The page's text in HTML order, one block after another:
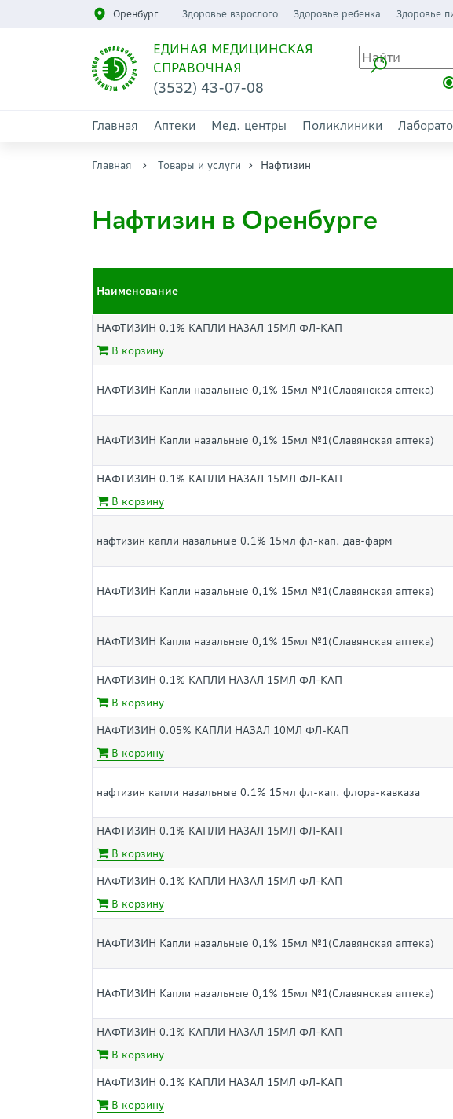
Оренбург Здоровье взрослого Здоровье ребенка Здоровье
ЕДИНАЯ МЕДИЦИНСКАЯ
СПРАВОЧНАЯ
(3532) 43-07-08
Главная Аптеки Мед. центры Поликлиники
Главная Товары и услуги Нафтизин
Нафтизин в Оренбурге
Наименование
НАФТИЗИН 0.1% КАПЛИ НАЗАЛ 15МЛ ФЛ-КАП
В корзину
НАФТИЗИН Капли назальные 0,1% 15мл №1(Славянская аптека)
НАФТИЗИН Капли назальные 0,1% 15мл №1(Славянская аптека)
НАФТИЗИН 0.1% КАПЛИ НАЗАЛ 15МЛ ФЛ-КАП
В корзину
нафтизин капли назальные 0.1% 15мл фл-кап. дав-фарм
НАФТИЗИН Капли назальные 0,1% 15мл №1(Славянская аптека)
НАФТИЗИН Капли назальные 0,1% 15мл №1(Славянская аптека)
НАФТИЗИН 0.1% КАПЛИ НАЗАЛ 15МЛ ФЛ-КАП
В корзину
НАФТИЗИН 0.05% КАПЛИ НАЗАЛ 10МЛ ФЛ-КАП
В корзину
нафтизин капли назальные 0.1% 15мл фл-кап. флора-кавказа
НАФТИЗИН 0.1% КАПЛИ НАЗАЛ 15МЛ ФЛ-КАП
В корзину
НАФТИЗИН 0.1% КАПЛИ НАЗАЛ 15МЛ ФЛ-КАП
В корзину
НАФТИЗИН Капли назальные 0,1% 15мл №1(Славянская аптека)
НАФТИЗИН Капли назальные 0,1% 15мл №1(Славянская аптека)
НАФТИЗИН 0.1% КАПЛИ НАЗАЛ 15МЛ ФЛ-КАП
В корзину
НАФТИЗИН 0.1% КАПЛИ НАЗАЛ 15МЛ ФЛ-КАП
В корзину